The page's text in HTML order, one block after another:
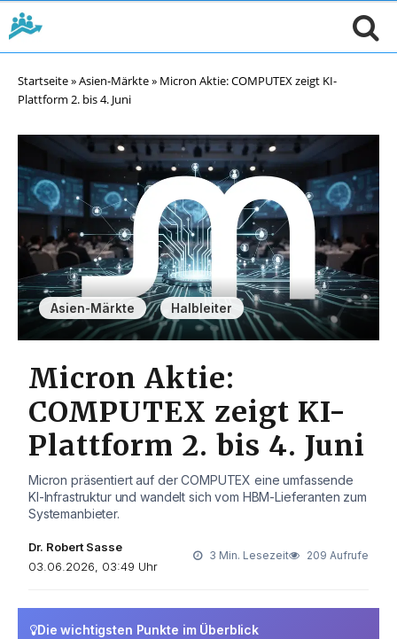
Startseite»Asien-Märkte» Micron Aktie: COMPUTEX zeigt KI-
Plattform 2. bis 4. Juni
Asien-Märkte , Halbleiter
Micron Aktie:
COMPUTEX zeigt KI-
Plattform 2. bis 4. Juni
Micron präsentiert auf der COMPUTEX eine umfassende
KI-Infrastruktur und wandelt sich vom HBM-Lieferanten zum
Systemanbieter.
Dr. Robert Sasse
03.06.2026, 03:49 Uhr
3 Min. Lesezeit 209 Aufrufe
Die wichtigsten Punkte im Überblick